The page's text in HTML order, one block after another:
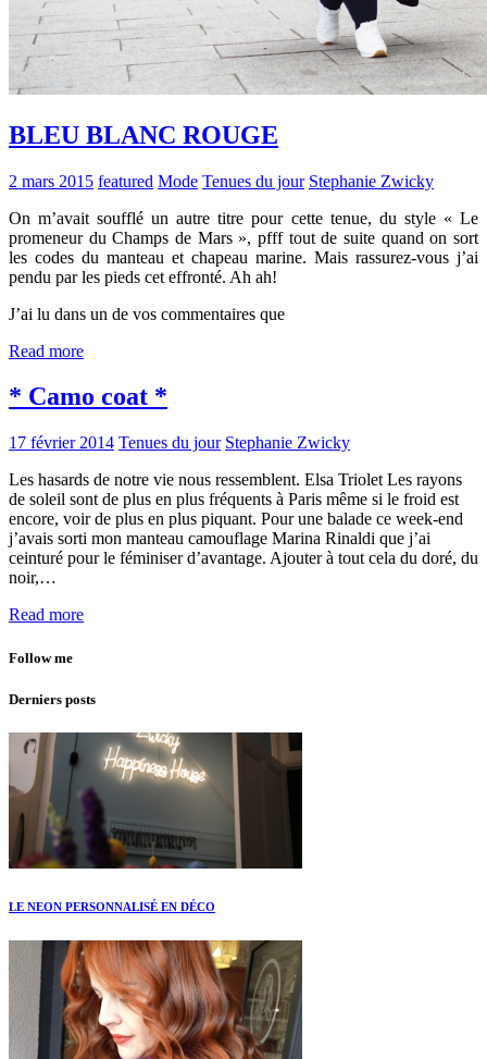
BLEU BLANC ROUGE
2 mars 2015 featured Mode Tenues du jour Stephanie Zwicky
On m’avait soufflé un autre titre pour cette tenue, du style « Le
promeneur du Champs de Mars », pfff tout de suite quand on sort
les codes du manteau et chapeau marine. Mais rassurez-vous j’ai
pendu par les pieds cet effronté. Ah ah!
J’ai lu dans un de vos commentaires que
Read more
* Camo coat *
17 février 2014 Tenues du jour Stephanie Zwicky
Les hasards de notre vie nous ressemblent. Elsa Triolet Les rayons
de soleil sont de plus en plus fréquents à Paris même si le froid est
encore, voir de plus en plus piquant. Pour une balade ce week-end
j’avais sorti mon manteau camouflage Marina Rinaldi que j’ai
ceinturé pour le féminiser d’avantage. Ajouter à tout cela du doré, du
noir,…
Read more
Follow me
Derniers posts
LE NEON PERSONNALISÉ EN DÉCO